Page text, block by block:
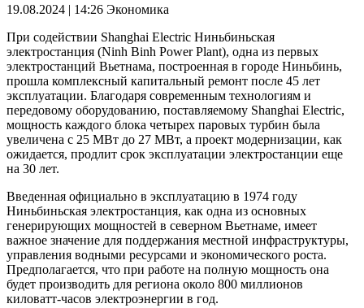
19.08.2024 | 14:26 Экономика
При содействии Shanghai Electric Ниньбиньская
электростанция (Ninh Binh Power Plant), одна из первых
электростанций Вьетнама, построенная в городе Ниньбинь,
прошла комплексный капитальный ремонт после 45 лет
эксплуатации. Благодаря современным технологиям и
передовому оборудованию, поставляемому Shanghai Electric,
мощность каждого блока четырех паровых турбин была
увеличена с 25 МВт до 27 МВт, а проект модернизации, как
ожидается, продлит срок эксплуатации электростанции еще
на 30 лет.
Введенная официально в эксплуатацию в 1974 году
Ниньбиньская электростанция, как одна из основных
генерирующих мощностей в северном Вьетнаме, имеет
важное значение для поддержания местной инфраструктуры,
управления водными ресурсами и экономического роста.
Предполагается, что при работе на полную мощность она
будет производить для региона около 800 миллионов
киловатт-часов электроэнергии в год.